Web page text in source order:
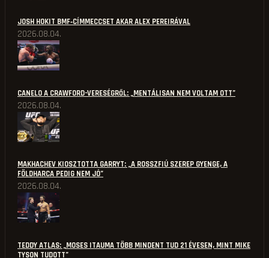
JOSH HOKIT BMF‑CÍMMECCSET AKAR ALEX PEREIRÁVAL
2026.08.04.
CANELO A CRAWFORD-VERESÉGRŐL: „MENTÁLISAN NEM VOLTAM OTT”
2026.08.04.
MAKHACHEV KIOSZTOTTA GARRYT: „A ROSSZFIÚ SZEREP GYENGE, A
FÖLDHARCA PEDIG NEM JÓ”
2026.08.04.
TEDDY ATLAS: „MOSES ITAUMA TÖBB MINDENT TUD 21 ÉVESEN, MINT MIKE
TYSON TUDOTT”